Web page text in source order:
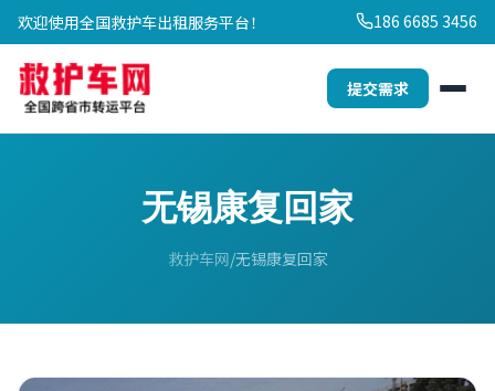
欢迎使用全国救护车出租服务平台！ 186 6685 3456
提交需求
无锡康复回家
救护车网 无锡康复回家